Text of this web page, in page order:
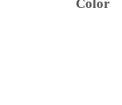
Color